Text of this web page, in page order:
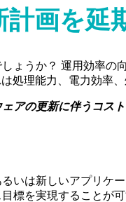
画を延
ょうか？ 運用効率
処理能力、電力効率
アの更新に伴うコス
いは新しいアプリケ
標を実現することが可